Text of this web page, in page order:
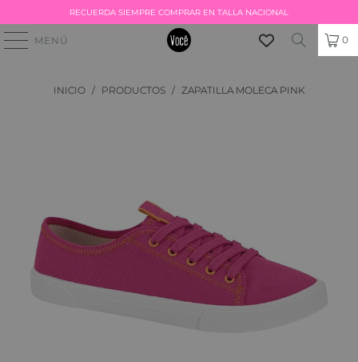
RECUERDA SIEMPRE COMPRAR EN TALLA NACIONAL
MENÚ 0
INICIO / PRODUCTOS / ZAPATILLA MOLECA PINK